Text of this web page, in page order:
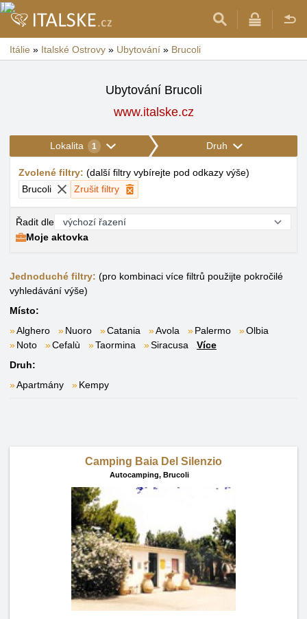
Itálie » Italské Ostrovy » Ubytování » Brucoli
Ubytování Brucoli
www.italske.cz
Lokalita 1 Druh
Zvolené filtry: (další filtry vybírejte pod odkazy výše)
Brucoli
Zrušit filtry
Řadit dle
Moje aktovka
Jednoduché filtry: (pro kombinaci více filtrů použijte pokročilé
vyhledávání výše)
Místo:
Alghero
Nuoro Catania Avola Palermo
Olbia
Noto
Cefalù Taormina Siracusa
Více
Druh:
Apartmány
Kempy
Camping Baia Del Silenzio
Autocamping, Brucoli